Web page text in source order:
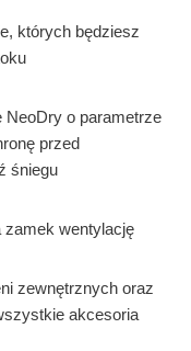
których będziesz
NeoDry o parametrze
przed
śniegu
zamek wentylację
zewnętrznych oraz
akcesoria